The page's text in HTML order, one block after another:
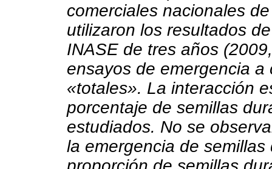
comerciales nacionales
utilizaron los resultados
INASE de tres años
ensayos de emergencia
«totales». La interacción
porcentaje de semillas
estudiados. No se
la emergencia de